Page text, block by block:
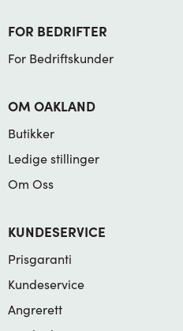
FOR BEDRIFTER
For Bedriftskunder
OM OAKLAND
Butikker
Ledige stillinger
Om Oss
KUNDESERVICE
Prisgaranti
Kundeservice
Angrerett